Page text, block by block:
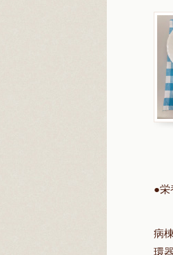
●栄
病
環